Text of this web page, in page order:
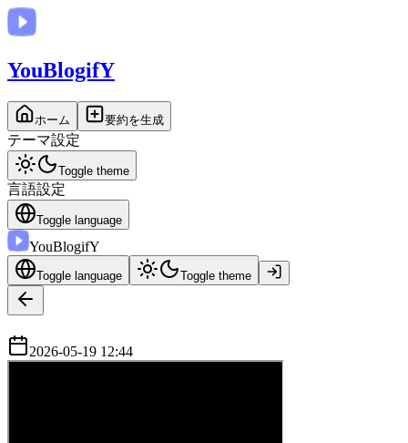
YouBlogifY
ホーム 要約を生成
テーマ設定
Toggle theme
言語設定
Toggle language
YouBlogifY
Toggle language Toggle theme
2026-05-19 12:44